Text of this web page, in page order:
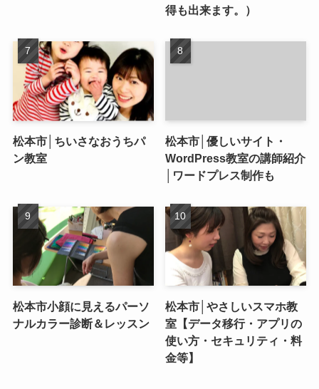
得も出来ます。）
松本市│ちいさなおうちパ
ン教室
松本市│優しいサイト・
WordPress教室の講師紹介
│ワードプレス制作も
松本市小顔に見えるパーソ
ナルカラー診断＆レッスン
松本市│やさしいスマホ教
室【データ移行・アプリの
使い方・セキュリティ・料
金等】